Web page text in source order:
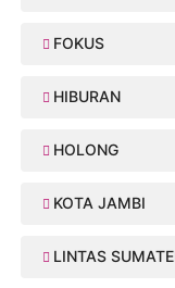
FOKUS
HIBURAN
HOLONG
KOTA JAMBI
LINTAS